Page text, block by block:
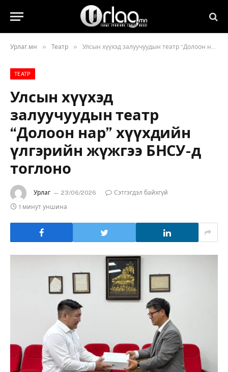
Урлаг.мн » Театр » Улсын хүүхэд залуучуудын театр “Долоон нар” хүүхдийн үлгэрийн жүжгээ БНСУ-д тоглоно
ТЕАТР
Улсын хүүхэд
залуучуудын театр
“Долоон нар” хүүхдийн
үлгэрийн жүжгээ БНСУ-д
тоглоно
Урлаг 23/06/2026
Сэтгэгдэл байхгүй
1 минут уншина